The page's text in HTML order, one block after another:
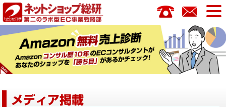
コ
ン
へ
キ
メディア掲載